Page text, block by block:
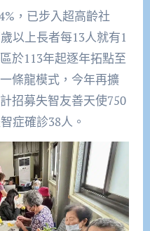
，已步入超高齡社
以上長者每13人就有1
於113年起逐年拓點至
條龍模式，今年再擴
招募失智友善天使750
症確診38人。